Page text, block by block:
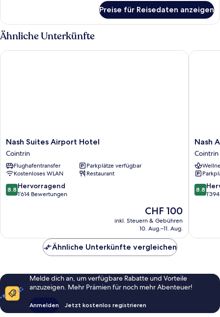
1
Schlafzimmer
(Swiss)
Preise für Reisedaten anzeigen
Ähnliche Unterkünfte
Nash
Suites
Airport
Hotel
Cointrin
Nash Suites Airport Hotel
Cointrin
Flughafentransfer
Parkplätze verfügbar
Kostenloses WLAN
Restaurant
8.8
von
8.8 Hervorragend
1’614 Bewertungen
Der
Preis
beträgt
CHF 100
inkl. Steuern & Gebühren
10. Aug.–11. Aug.
Nash Suites Airport Hotel
Nash
Airport
Hotel
Cointrin
Nash
Cointrin
8.8
von
8.8
Nash
Ähnliche Unterkünfte vergleichen
Melde dich an, um verfügbare Rabatte und Vorteile
anzuzeigen. Mehr Prämien für noch mehr Abenteuer!
Anmelden Jetzt kostenlos registrieren